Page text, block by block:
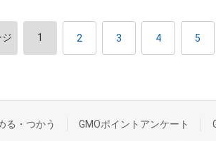
1 2 3 4 5
る・つかう GMOポイントアンケート